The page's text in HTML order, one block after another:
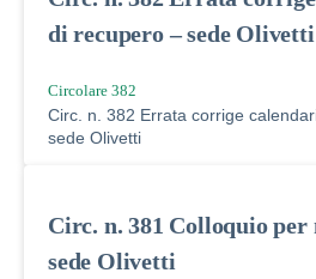
di recupero – sede Olivetti
Circolare 382
Circ. n. 382 Errata corrige
sede Olivetti
Circ. n. 381 Colloquio
sede Olivetti